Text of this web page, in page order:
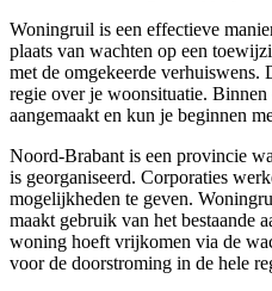
Woningruil is een effectieve
plaats van wachten op een
met de omgekeerde verhuiswens.
regie over je woonsituatie.
aangemaakt en kun je beginnen
Noord-Brabant is een provincie
is georganiseerd. Corporaties
mogelijkheden te geven.
maakt gebruik van het bestaande
woning hoeft vrijkomen via de
voor de doorstroming in de hele